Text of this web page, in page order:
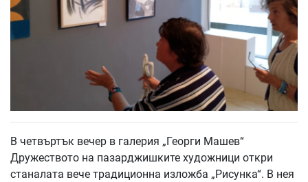
В четвъртък вечер в галерия „Георги Машев“
Дружеството на пазарджишките художници откри
станалата вече традиционна изложба „Рисунка“. В нея